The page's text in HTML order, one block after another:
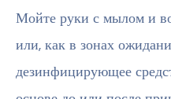
Мойте руки с мылом и
или, как в зонах
дезинфицирующее